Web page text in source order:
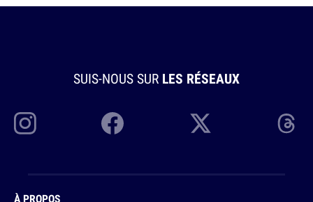
SUIS-NOUS SUR LES RÉSEAUX
À PROPOS